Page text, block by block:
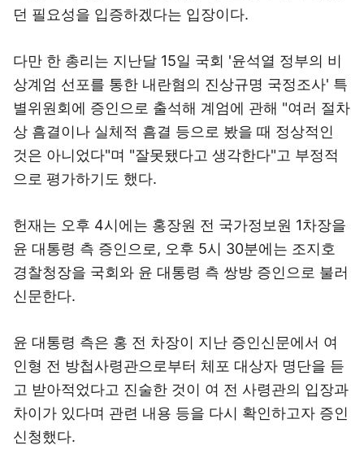
던 필요성을 입증하겠다는 입장이다.
다만 한 총리는 지난달 15일 국회 '윤석열 정부의 비
상계엄 선포를 통한 내란혐의 진상규명 국정조사' 특
별위원회에 증인으로 출석해 계엄에 관해 "여러 절차
상 흠결이나 실체적 흠결 등으로 봤을 때 정상적인
것은 아니었다"며 "잘못됐다고 생각한다"고 부정적
으로 평가하기도 했다.
헌재는 오후 4시에는 홍장원 전 국가정보원 1차장을
윤 대통령 측 증인으로, 오후 5시 30분에는 조지호
경찰청장을 국회와 윤 대통령 측 쌍방 증인으로 불러
신문한다.
윤 대통령 측은 홍 전 차장이 지난 증인신문에서 여
인형 전 방첩사령관으로부터 체포 대상자 명단을 듣
고 받아적었다고 진술한 것이 여 전 사령관의 입장과
차이가 있다며 관련 내용 등을 다시 확인하고자 증인
신청했다.